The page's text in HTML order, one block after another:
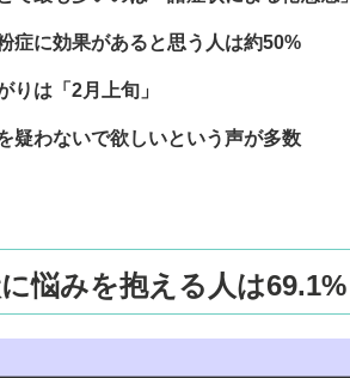
症に効果があると思う人は約50%
は「2月上旬」
疑わないで欲しいという声が多数
悩みを抱える人は69.1%